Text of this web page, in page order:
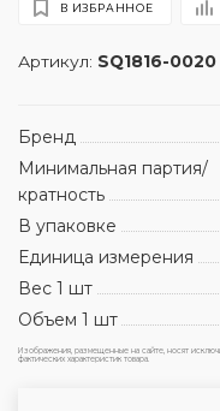
Артикул: SQ1816-0020
В ИЗБРАННОЕ
Бренд
Минимальная партия/
кратность
В упаковке
Единица измерения
Вес 1 шт
Объем 1 шт
Изображения, размещенные на сайте, носят
фактических характеристик товара.